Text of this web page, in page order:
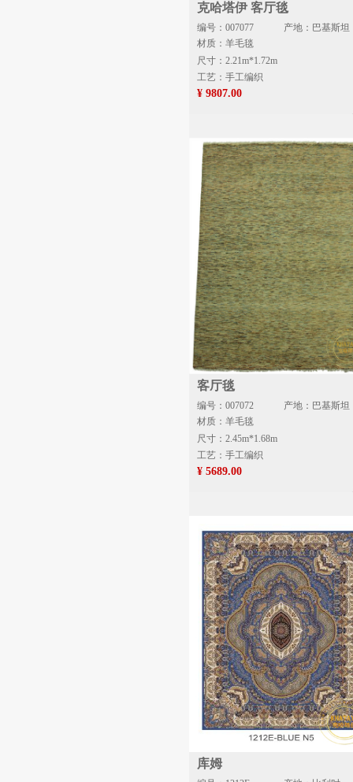
克哈塔伊 客厅毯
编号：007077
产地：巴基斯坦
材质：羊毛毯
尺寸：2.21m*1.72m
工艺：手工编织
¥ 9807.00
客厅毯
编号：007072
产地：巴基斯坦
材质：羊毛毯
尺寸：2.45m*1.68m
工艺：手工编织
¥ 5689.00
库姆